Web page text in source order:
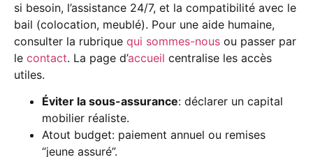
si besoin, l’assistance 24/7, et la compatibilité avec le
bail (colocation, meublé). Pour une aide humaine,
consulter la rubrique qui sommes-nous ou passer par
le contact. La page d’accueil centralise les accès
utiles.
Éviter la sous-assurance: déclarer un capital
mobilier réaliste.
Atout budget: paiement annuel ou remises
“jeune assuré”.